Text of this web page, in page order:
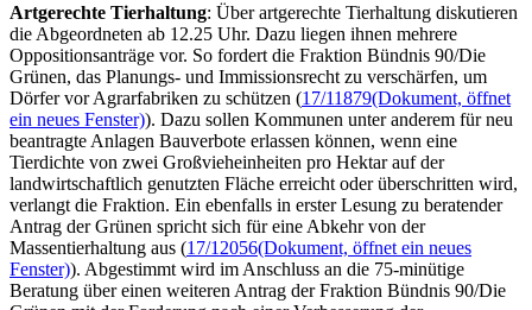
Artgerechte Tierhaltung: Über artgerechte Tierhaltung diskutieren
die Abgeordneten ab 12.25 Uhr. Dazu liegen ihnen mehrere
Oppositionsanträge vor. So fordert die Fraktion Bündnis 90/Die
Grünen, das Planungs- und Immissionsrecht zu verschärfen, um
Dörfer vor Agrarfabriken zu schützen (17/11879(Dokument, öffnet
ein neues Fenster)). Dazu sollen Kommunen unter anderem für neu
beantragte Anlagen Bauverbote erlassen können, wenn eine
Tierdichte von zwei Großvieheinheiten pro Hektar auf der
landwirtschaftlich genutzten Fläche erreicht oder überschritten wird,
verlangt die Fraktion. Ein ebenfalls in erster Lesung zu beratender
Antrag der Grünen spricht sich für eine Abkehr von der
Massentierhaltung aus (17/12056(Dokument, öffnet ein neues
Fenster)). Abgestimmt wird im Anschluss an die 75-minütige
Beratung über einen weiteren Antrag der Fraktion Bündnis 90/Die